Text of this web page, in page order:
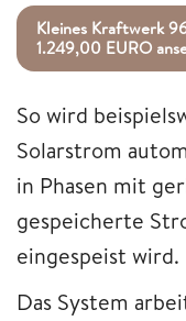
Kleines Kraftwerk
1.249,00 EURO
So wird
Solarstrom
in Phasen mit
gespeicherte
eingespeist wird.
Das System